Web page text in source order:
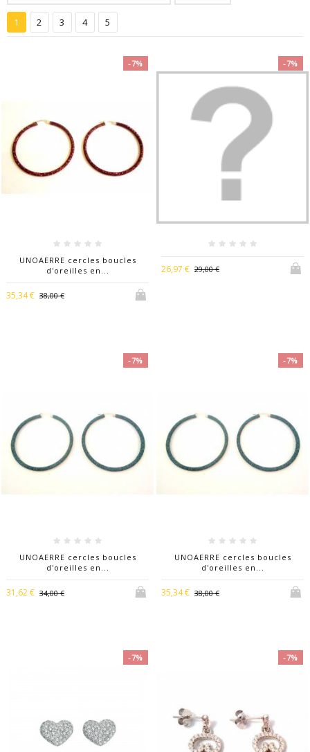
1 2 3 4 5
-7%
UNOAERRE cercles boucles
d'oreilles en...
35,34 € 38,00 €
-7%
26,97 € 29,00 €
-7%
UNOAERRE cercles boucles
d'oreilles en...
31,62 € 34,00 €
-7%
UNOAERRE cercles boucles
d'oreilles en...
35,34 € 38,00 €
-7% -7%